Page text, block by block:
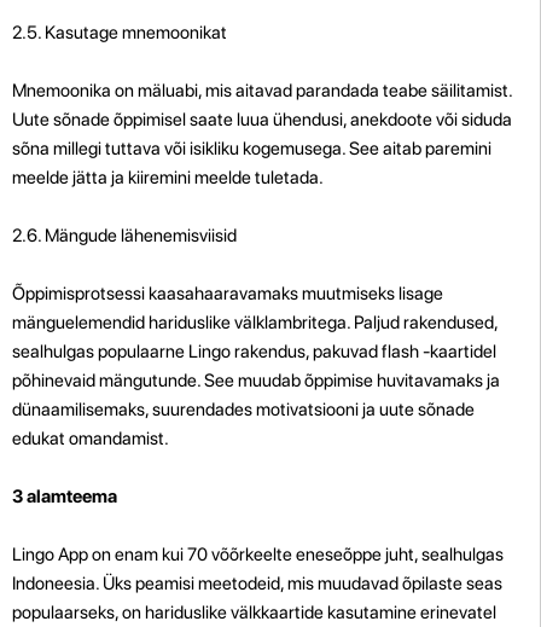
2.5. Kasutage mnemoonikat
Mnemoonika on mäluabi, mis aitavad parandada teabe säilitamist.
Uute sõnade õppimisel saate luua ühendusi, anekdoote või siduda
sõna millegi tuttava või isikliku kogemusega. See aitab paremini
meelde jätta ja kiiremini meelde tuletada.
2.6. Mängude lähenemisviisid
Õppimisprotsessi kaasahaaravamaks muutmiseks lisage
mänguelemendid hariduslike välklambritega. Paljud rakendused,
sealhulgas populaarne Lingo rakendus, pakuvad flash -kaartidel
põhinevaid mängutunde. See muudab õppimise huvitavamaks ja
dünaamilisemaks, suurendades motivatsiooni ja uute sõnade
edukat omandamist.
3 alamteema
Lingo App on enam kui 70 võõrkeelte eneseõppe juht, sealhulgas
Indoneesia. Üks peamisi meetodeid, mis muudavad õpilaste seas
populaarseks, on hariduslike välkkaartide kasutamine erinevatel